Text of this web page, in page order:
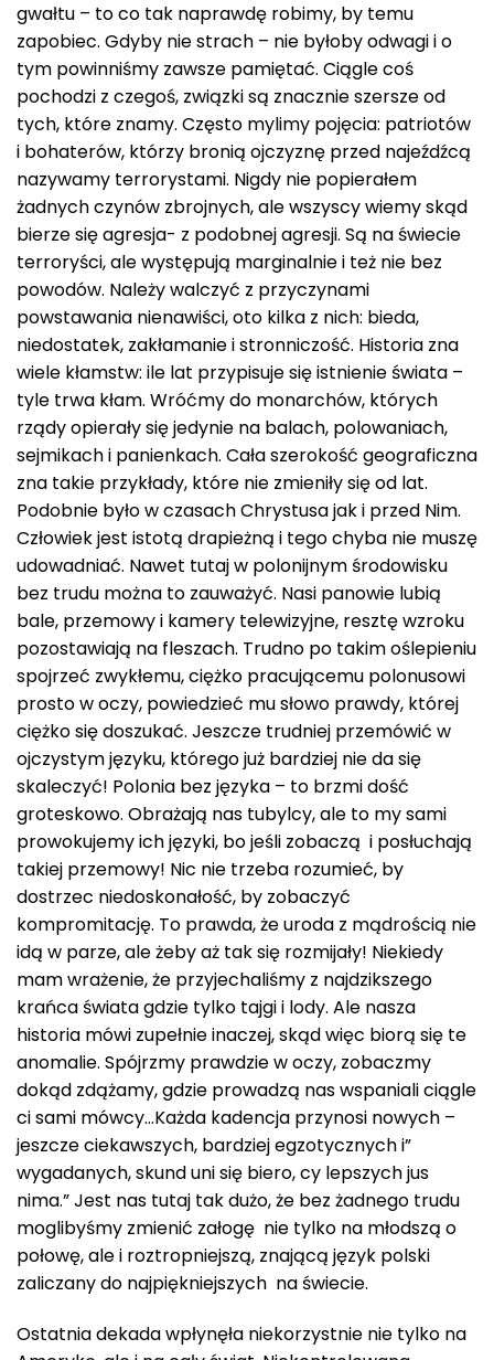
gwałtu – to co tak naprawdę robimy, by temu
zapobiec. Gdyby nie strach – nie byłoby odwagi i o
tym powinniśmy zawsze pamiętać. Ciągle coś
pochodzi z czegoś, związki są znacznie szersze od
tych, które znamy. Często mylimy pojęcia: patriotów
i bohaterów, którzy bronią ojczyznę przed najeźdźcą
nazywamy terrorystami. Nigdy nie popierałem
żadnych czynów zbrojnych, ale wszyscy wiemy skąd
bierze się agresja- z podobnej agresji. Są na świecie
terroryści, ale występują marginalnie i też nie bez
powodów. Należy walczyć z przyczynami
powstawania nienawiści, oto kilka z nich: bieda,
niedostatek, zakłamanie i stronniczość. Historia zna
wiele kłamstw: ile lat przypisuje się istnienie świata –
tyle trwa kłam. Wróćmy do monarchów, których
rządy opierały się jedynie na balach, polowaniach,
sejmikach i panienkach. Cała szerokość geograficzna
zna takie przykłady, które nie zmieniły się od lat.
Podobnie było w czasach Chrystusa jak i przed Nim.
Człowiek jest istotą drapieżną i tego chyba nie muszę
udowadniać. Nawet tutaj w polonijnym środowisku
bez trudu można to zauważyć. Nasi panowie lubią
bale, przemowy i kamery telewizyjne, resztę wzroku
pozostawiają na fleszach. Trudno po takim oślepieniu
spojrzeć zwykłemu, ciężko pracującemu polonusowi
prosto w oczy, powiedzieć mu słowo prawdy, której
ciężko się doszukać. Jeszcze trudniej przemówić w
ojczystym języku, którego już bardziej nie da się
skaleczyć! Polonia bez języka – to brzmi dość
groteskowo. Obrażają nas tubylcy, ale to my sami
prowokujemy ich języki, bo jeśli zobaczą i posłuchają
takiej przemowy! Nic nie trzeba rozumieć, by
dostrzec niedoskonałość, by zobaczyć
kompromitację. To prawda, że uroda z mądrością nie
idą w parze, ale żeby aż tak się rozmijały! Niekiedy
mam wrażenie, że przyjechaliśmy z najdzikszego
krańca świata gdzie tylko tajgi i lody. Ale nasza
historia mówi zupełnie inaczej, skąd więc biorą się te
anomalie. Spójrzmy prawdzie w oczy, zobaczmy
dokąd zdążamy, gdzie prowadzą nas wspaniali ciągle
ci sami mówcy…Każda kadencja przynosi nowych –
jeszcze ciekawszych, bardziej egzotycznych i”
wygadanych, skund uni się biero, cy lepszych jus
nima.” Jest nas tutaj tak dużo, że bez żadnego trudu
moglibyśmy zmienić załogę nie tylko na młodszą o
połowę, ale i roztropniejszą, znającą język polski
zaliczany do najpiękniejszych na świecie.
Ostatnia dekada wpłynęła niekorzystnie nie tylko na